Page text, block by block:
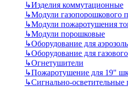
↳Изделия коммутационные
↳Модули газопорошкового
↳Модули пожаротушения
↳Модули порошковые
↳Оборудование для
↳Оборудование для
↳Огнетушители
↳Пожаротушение для 19"
↳Сигнально-